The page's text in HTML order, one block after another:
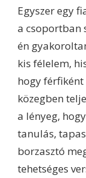
Egyszer egy
a csoportban
én
kis félelem,
hogy
közegben
a lényeg,
tanulás,
borzasztó
tehetséges